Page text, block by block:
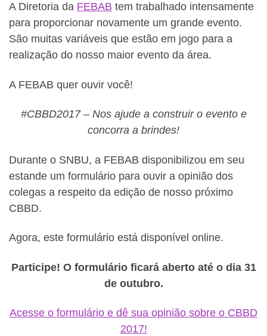
A Diretoria da FEBAB tem trabalhado intensamente
para proporcionar novamente um grande evento.
São muitas variáveis que estão em jogo para a
realização do nosso maior evento da área.
A FEBAB quer ouvir você!
#CBBD2017 – Nos ajude a construir o evento e
concorra a brindes!
Durante o SNBU, a FEBAB disponibilizou em seu
estande um formulário para ouvir a opinião dos
colegas a respeito da edição de nosso próximo
CBBD.
Agora, este formulário está disponível online.
Participe! O formulário ficará aberto até o dia 31
de outubro.
Acesse o formulário e dê sua opinião sobre o CBBD
2017!